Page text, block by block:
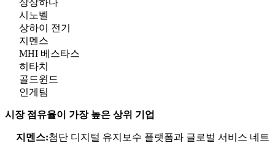
상상하다
시노벨
상하이 전기
지멘스
MHI 베스타스
히타치
골드윈드
인게팀
시장 점유율이 가장 높은 상위 기업
지멘스:첨단 디지털 유지보수 플랫폼과 글로벌 서비스 네트